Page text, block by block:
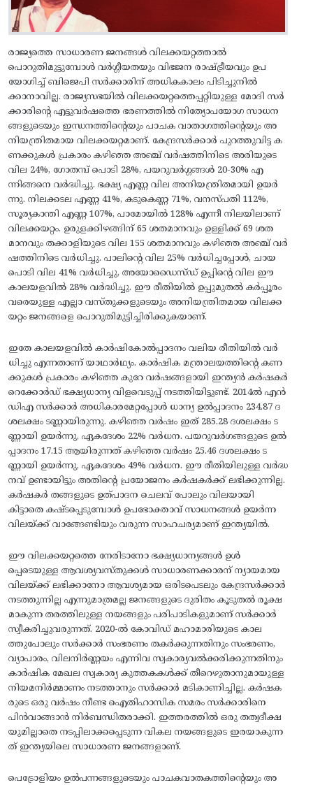
രാജ്യത്തെ സാധാരണ ജനങ്ങൾ വിലക്കയറ്റത്താൽ
പൊറുതിമുട്ടുമ്പോൾ വർഗ്ഗീയതയും വിഭജന രാഷ്ട്രീയവും ഉപ
യോഗിച്ച് ബിജെപി സർക്കാരിന് അധികകാലം പിടിച്ചുനിൽ
ക്കാനാവില്ല. രാജ്യസഭയിൽ വിലക്കയറ്റത്തെപ്പറ്റിയുള്ള മോദി സർ
ക്കാരിന്റെ എട്ടുവർഷത്തെ ഭരണത്തിൽ നിത്യോപയോഗ സാധന
ങ്ങളുടെയും ഇന്ധനത്തിന്റെയും പാചക വാതാഗത്തിന്റെയും അ
നിയന്ത്രിതമായ വിലക്കയറ്റമാണ്. കേന്ദ്രസർക്കാർ പുറത്തുവിട്ട ക
ണക്കുകൾ പ്രകാരം കഴിഞ്ഞ അഞ്ച് വർഷത്തിനിടെ അരിയുടെ
വില 24%, ഗോതമ്പ് പൊടി 28%, പയറുവർഗ്ഗങ്ങൾ 20-30% എ
ന്നിങ്ങനെ വർദ്ധിച്ചു. ഭക്ഷ്യ എണ്ണ വില അനിയന്ത്രിതമായി ഉയർ
ന്നു. നിലക്കടല എണ്ണ 41%, കടുകെണ്ണ 71%, വനസ്പതി 112%,
സൂര്യകാന്തി എണ്ണ 107%, പാമോയിൽ 128% എന്നീ നിലയിലാണ്
വിലക്കയറ്റം. ഉരുളക്കിഴങ്ങിന് 65 ശതമാനവും ഉള്ളിക്ക് 69 ശത
മാനവും തക്കാളിയുടെ വില 155 ശതമാനവും കഴിഞ്ഞ അഞ്ച് വർ
ഷത്തിനിടെ വർധിച്ചു. പാലിന്റെ വില 25% വർധിച്ചപ്പോൾ, ചായ
പൊടി വില 41% വർധിച്ചു, അയോഡൈസ്ഡ് ഉപ്പിന്റെ വില ഈ
കാലയളവിൽ 28% വർദ്ധിച്ചു. ഈ രീതിയിൽ ഉപ്പുമുതൽ കർപ്പൂരം
വരെയുള്ള എല്ലാ വസ്തുക്കളുടെയും അനിയന്ത്രിതമായ വിലക്ക
യറ്റം ജനങ്ങളെ പൊറുതിമുട്ടിച്ചിരിക്കുകയാണ്.
ഇതേ കാലയളവിൽ കാർഷികോൽപ്പാദനം വലിയ രീതിയിൽ വർ
ധിച്ചു എന്നതാണ് യാഥാർഥ്യം. കാർഷിക മന്ത്രാലയത്തിന്റെ കണ
ക്കുകൾ പ്രകാരം കഴിഞ്ഞ കുറേ വർഷങ്ങളായി ഇന്ത്യൻ കർഷകർ
റെക്കോർഡ് ഭക്ഷ്യധാന്യ വിളവെടുപ്പ് നടത്തിയിട്ടുണ്ട്. 2014ൽ എൻ
ഡിഎ സർക്കാർ അധികാരമേറ്റപ്പോൾ ധാന്യ ഉൽപ്പാദനം 234.87 ദ
ശലക്ഷം ടണ്ണായിരുന്നു. കഴിഞ്ഞ വർഷം ഇത് 285.28 ദശലക്ഷം ട
ണ്ണായി ഉയർന്നു, ഏകദേശം 22% വർധന. പയറുവർഗങ്ങളുടെ ഉൽ
പ്പാദനം 17.15 ആയിരുന്നത് കഴിഞ്ഞ വർഷം 25.46 ദശലക്ഷം ട
ണ്ണായി ഉയർന്നു, ഏകദേശം 49% വർധന. ഈ രീതിയിലുള്ള വർദ്ധ
നവ് ഉണ്ടായിട്ടും അതിന്റെ പ്രയോജനം കർഷകർക്ക് ലഭിക്കുന്നില്ല.
കർഷകർ തങ്ങളുടെ ഉത്പാദന ചെലവ് പോലും വിലയായി
കിട്ടാതെ കഷ്ടപ്പെടുമ്പോൾ ഉപഭോക്താവ് സാധനങ്ങൾ ഉയർന്ന
വിലയ്ക്ക് വാങ്ങേണ്ടിയും വരുന്ന സാഹചര്യമാണ് ഇന്ത്യയിൽ.
ഈ വിലക്കയറ്റത്തെ നേരിടാനോ ഭക്ഷ്യധാന്യങ്ങൾ ഉൾ
പ്പെടെയുള്ള ആവശ്യവസ്തുക്കൾ സാധാരണക്കാരന് ന്യായമായ
വിലയ്ക്ക് ലഭിക്കാനോ ആവശ്യമായ ഒരിടപെടലും കേന്ദ്രസർക്കാർ
നടത്തുന്നില്ല എന്നുമാത്രമല്ല ജനങ്ങളുടെ ദുരിതം കൂടുതൽ രൂക്ഷ
മാകുന്ന തരത്തിലുള്ള നയങ്ങളും പരിപാടികളുമാണ് സർക്കാർ
സ്വീകരിച്ചുവരുന്നത്. 2020-ൽ കോവിഡ് മഹാമാരിയുടെ കാല
ത്തുപോലും സർക്കാർ സംഭരണം തകർക്കുന്നതിനും സംഭരണം,
വ്യാപാരം, വിലനിർണ്ണയം എന്നിവ സ്വകാര്യവൽക്കരിക്കുന്നതിനും
കാർഷിക മേഖല സ്വകാര്യ കുത്തകകൾക്ക് തീറെഴുതാനുമായുള്ള
നിയമനിർമ്മാണം നടത്താനും സർക്കാർ മടികാണിച്ചില്ല. കർഷക
രുടെ ഒരു വർഷം നീണ്ട ഐതിഹാസിക സമരം സർക്കാരിനെ
പിൻവാങ്ങാൻ നിർബന്ധിതരാക്കി. ഇത്തരത്തിൽ ഒരു തത്വദീക്ഷ
യുമില്ലാതെ നടപ്പിലാക്കപ്പെടുന്ന വികല നയങ്ങളുടെ ഇരയാകുന്ന
ത് ഇന്ത്യയിലെ സാധാരണ ജനങ്ങളാണ്.
പെട്രോളിയം ഉൽപന്നങ്ങളുടെയും പാചകവാതകത്തിന്റെയും അ